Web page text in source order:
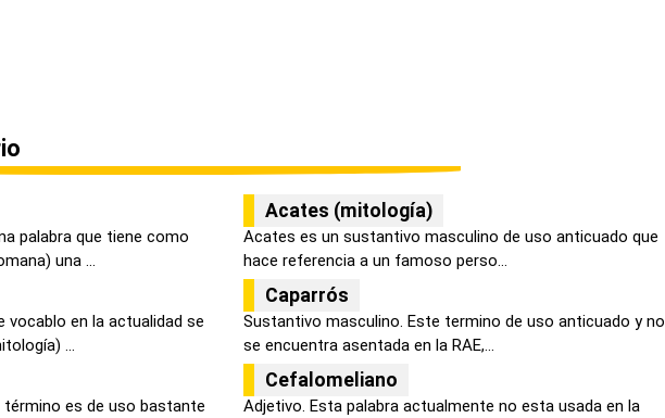
palabra que tiene como
una ...
Acates (mitología)
Acates es un sustantivo masculino de uso anticuado que
hace referencia a un famoso perso...
vocablo en la actualidad se
...
Caparrós
Sustantivo masculino. Este termino de uso anticuado y no
se encuentra asentada en la RAE,...
es de uso bastante
Cefalomeliano
Adjetivo. Esta palabra actualmente no esta usada en la